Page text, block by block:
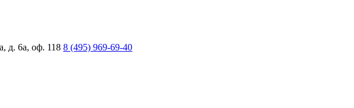
д. 6а, оф. 118 8 (495) 969-69-40